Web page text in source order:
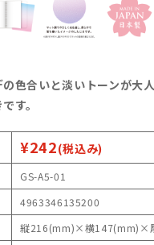
色合いと淡いトーンが大
す。
¥242(税込み)
GS-A5-01
4963346135200
縦216(mm)×横147(mm)×